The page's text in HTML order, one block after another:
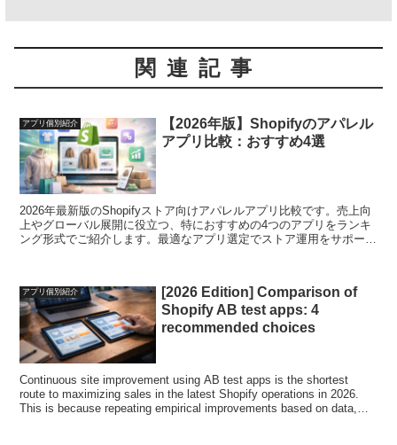
関連記事
アプリ個別紹介
【2026年版】Shopifyのアパレル
アプリ比較：おすすめ4選
2026年最新版のShopifyストア向けアパレルアプリ比較です。売上向
上やグローバル展開に役立つ、特におすすめの4つのアプリをランキ
ング形式でご紹介します。最適なアプリ選定でストア運用をサポート
アプリ個別紹介
[2026 Edition] Comparison of
Shopify AB test apps: 4
recommended choices
Continuous site improvement using AB test apps is the shortest
route to maximizing sales in the latest Shopify operations in 2026.
This is because repeating empirical improvements based on data,